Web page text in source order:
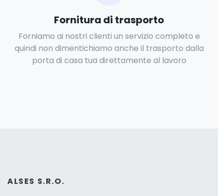
Fornitura di trasporto
Forniamo ai nostri clienti un servizio completo e
quindi non dimentichiamo anche il trasporto dalla
porta di casa tua direttamente al lavoro
ALSES S.R.O.